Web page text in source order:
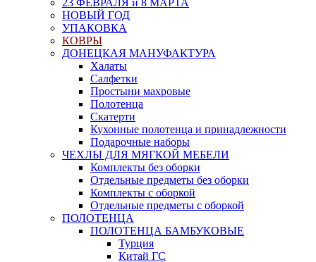
23 ФЕВРАЛЯ и 8 МАРТА
НОВЫЙ ГОД
УПАКОВКА
КОВРЫ
ДОНЕЦКАЯ МАНУФАКТУРА
Халаты
Салфетки
Простыни махровые
Полотенца
Скатерти
Кухонные полотенца и принадлежности
Подарочные наборы
ЧЕХЛЫ ДЛЯ МЯГКОЙ МЕБЕЛИ
Комплекты без оборки
Отдельные предметы без оборки
Комплекты с оборкой
Отдельные предметы с оборкой
ПОЛОТЕНЦА
ПОЛОТЕНЦА БАМБУКОВЫЕ
Турция
Китай ГС